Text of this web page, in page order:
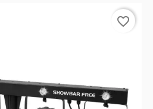
favorite_border